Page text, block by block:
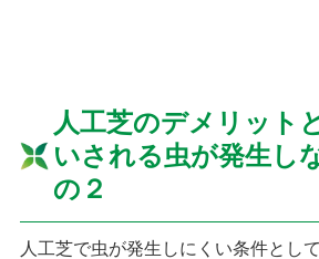
人工芝のデメリット
いされる虫が発生し
の２
人工芝で虫が発生しにくい条件とし